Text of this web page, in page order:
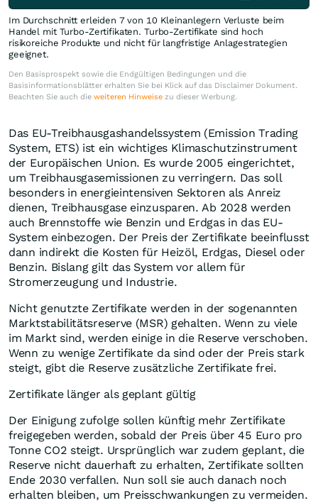
Im Durchschnitt erleiden 7 von 10 Kleinanlegern Verluste beim
Handel mit Turbo-Zertifikaten. Turbo-Zertifikate sind hoch
risikoreiche Produkte und nicht für langfristige Anlagestrategien
geeignet.
Den Basisprospekt sowie die Endgültigen Bedingungen und die
Basisinformationsblätter erhalten Sie bei Klick auf das Disclaimer Dokument.
Beachten Sie auch die weiteren Hinweise zu dieser Werbung.
Das EU-Treibhausgashandelssystem (Emission Trading
System, ETS) ist ein wichtiges Klimaschutzinstrument
der Europäischen Union. Es wurde 2005 eingerichtet,
um Treibhausgasemissionen zu verringern. Das soll
besonders in energieintensiven Sektoren als Anreiz
dienen, Treibhausgase einzusparen. Ab 2028 werden
auch Brennstoffe wie Benzin und Erdgas in das EU-
System einbezogen. Der Preis der Zertifikate beeinflusst
dann indirekt die Kosten für Heizöl, Erdgas, Diesel oder
Benzin. Bislang gilt das System vor allem für
Stromerzeugung und Industrie.
Nicht genutzte Zertifikate werden in der sogenannten
Marktstabilitätsreserve (MSR) gehalten. Wenn zu viele
im Markt sind, werden einige in die Reserve verschoben.
Wenn zu wenige Zertifikate da sind oder der Preis stark
steigt, gibt die Reserve zusätzliche Zertifikate frei.
Zertifikate länger als geplant gültig
Der Einigung zufolge sollen künftig mehr Zertifikate
freigegeben werden, sobald der Preis über 45 Euro pro
Tonne CO2 steigt. Ursprünglich war zudem geplant, die
Reserve nicht dauerhaft zu erhalten, Zertifikate sollten
Ende 2030 verfallen. Nun soll sie auch danach noch
erhalten bleiben, um Preisschwankungen zu vermeiden.